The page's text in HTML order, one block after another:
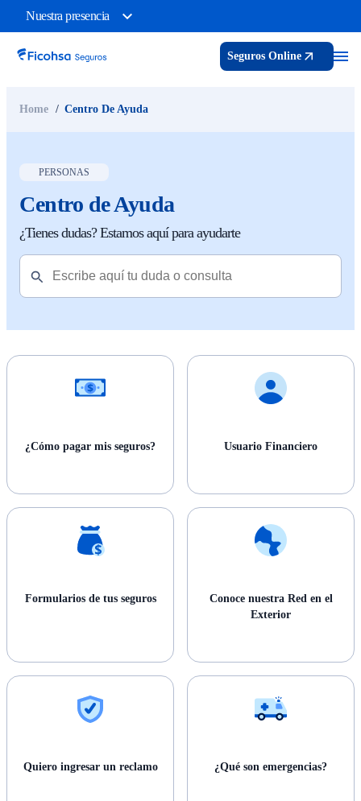
Nuestra presencia
Seguros Online
Home Centro De Ayuda
PERSONAS
Centro de Ayuda
¿Tienes dudas? Estamos aquí para ayudarte
¿Cómo pagar mis seguros? Usuario Financiero
Formularios de tus seguros
Conoce nuestra Red en el
Exterior
Quiero ingresar un reclamo ¿Qué son emergencias?